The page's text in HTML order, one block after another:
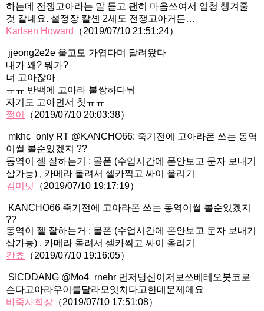
하는데 전쟁고아라는 말 듣고 괜히 마음쓰여서 엄청 챙겨줄
것 같네요. 설정장 칼셴 2세도 전쟁고아거든…
Karlsen Howard
（2019/07/10 21:51:24）
jjeong2e2e 울고모 가엽다며 달려왔다
내가 왜? 뭐가?
너 고아잖아
ㅠㅠ 반백에 고아라 불쌍하다뉘
자기도 고아면서 칫ㅠㅠ
쩡이
（2019/07/10 20:03:38）
mkhc_only RT @KANCHO66: 죽기전에 고아라폰 쓰는 동역
이썰 볼순있겠지 ??
동역이 젤 잘하는거 : 몰폰 (수업시간에 폰안보고 문자 보내기
삽가능) , 카메라 돌려서 셀카찍고 싸이 올리기
김미닛
（2019/07/10 19:17:19）
KANCHO66 죽기전에 고아라폰 쓰는 동역이썰 볼순있겠지
??
동역이 젤 잘하는거 : 몰폰 (수업시간에 폰안보고 문자 보내기
삽가능) , 카메라 돌려서 셀카찍고 싸이 올리기
칸쵸 （2019/07/10 19:16:05）
SICDDANG @Mo4_rnehr 먼저당신이저보쓰베테오붓코로
슨다고아라우이를달라모잇치다고한데문제에요
바죽사회장 （2019/07/10 17:51:08）